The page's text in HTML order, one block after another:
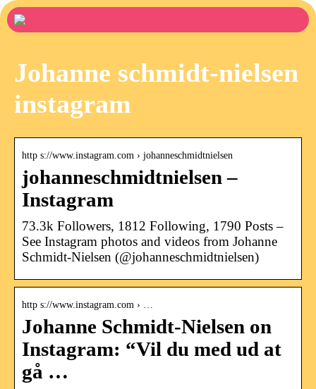
Johanne schmidt-nielsen
instagram
http s://www.instagram.com › johanneschmidtnielsen
johanneschmidtnielsen –
Instagram
73.3k Followers, 1812 Following, 1790 Posts –
See Instagram photos and videos from Johanne
Schmidt-Nielsen (@johanneschmidtnielsen)
http s://www.instagram.com › …
Johanne Schmidt-Nielsen on
Instagram: “Vil du med ud at
gå …